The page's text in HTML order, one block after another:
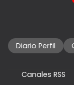
Diario Perfil
Canales RSS